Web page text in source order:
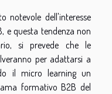
notevole dell'interesse
e questa tendenza non
si prevede che le
per adattarsi a
il micro learning un
formativo B2B del